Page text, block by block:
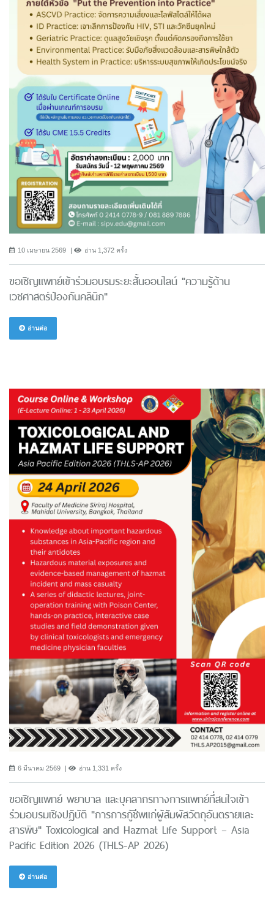
10 เมษายน 2569 อ่าน 1,372 ครั้ง
ขอเชิญแพทย์เข้าร่วมอบรมระยะสั้นออนไลน์ "ความรู้ด้าน
เวชศาสตร์ป้องกันคลินิก"
อ่านต่อ
6 มีนาคม 2569 อ่าน 1,331 ครั้ง
ขอเชิญแพทย์ พยาบาล และบุคลากรทางการแพทย์ที่สนใจเข้า
ร่วมอบรมเชิงปฏิบัติ "การการกู้ชีพแก่ผู้สัมผัสวัตถุอันตรายและ
สารพิษ" Toxicological and Hazmat Life Support – Asia
Pacific Edition 2026 (THLS-AP 2026)
อ่านต่อ